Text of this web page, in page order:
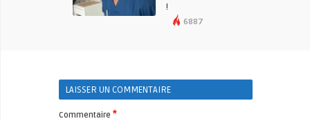
!
6887
LAISSER UN COMMENTAIRE
Commentaire *